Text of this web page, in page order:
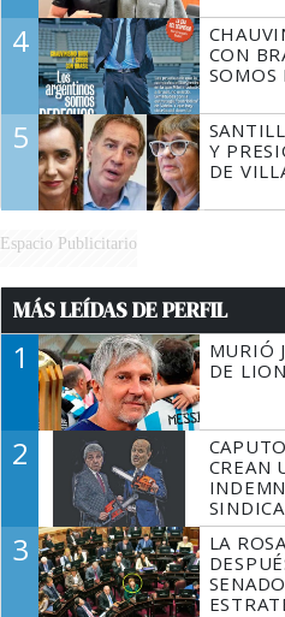
4
CON
SOMOS
5
Y
DE
Espacio Publicitario
MÁS LEÍDAS DE PERFIL
1
MURIÓ
DE
2
CREAN
3
LA